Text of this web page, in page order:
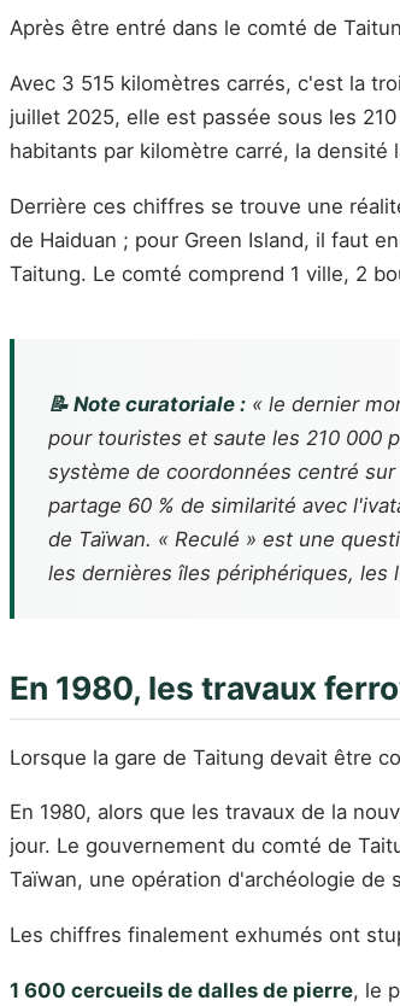
Après être entré dans le comté de
Avec 3 515 kilomètres carrés, c'est la
juillet 2025, elle est passée sous les
habitants par kilomètre carré, la
Derrière ces chiffres se trouve une
de Haiduan ; pour Green Island, il faut
Taitung. Le comté comprend 1 ville, 2
📝 Note curatoriale : « le dernier
pour touristes et saute les 210 000
système de coordonnées centré
partage 60 % de similarité avec
de Taïwan. « Reculé » est une
les dernières îles périphériques, les
En 1980, les travaux
Lorsque la gare de Taitung devait être
En 1980, alors que les travaux de la
jour. Le gouvernement du comté de
Taïwan, une opération d'archéologie de
Les chiffres finalement exhumés ont
1 600 cercueils de dalles de pierre, le